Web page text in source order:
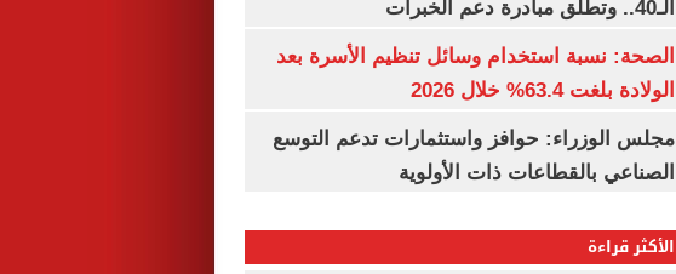
الـ40.. وتطلق مبادرة دعم الخبرات
الصحة: نسبة استخدام وسائل تنظيم الأسرة بعد
الولادة بلغت 63.4% خلال 2026
مجلس الوزراء: حوافز واستثمارات تدعم التوسع
الصناعي بالقطاعات ذات الأولوية
الأكثر قراءة